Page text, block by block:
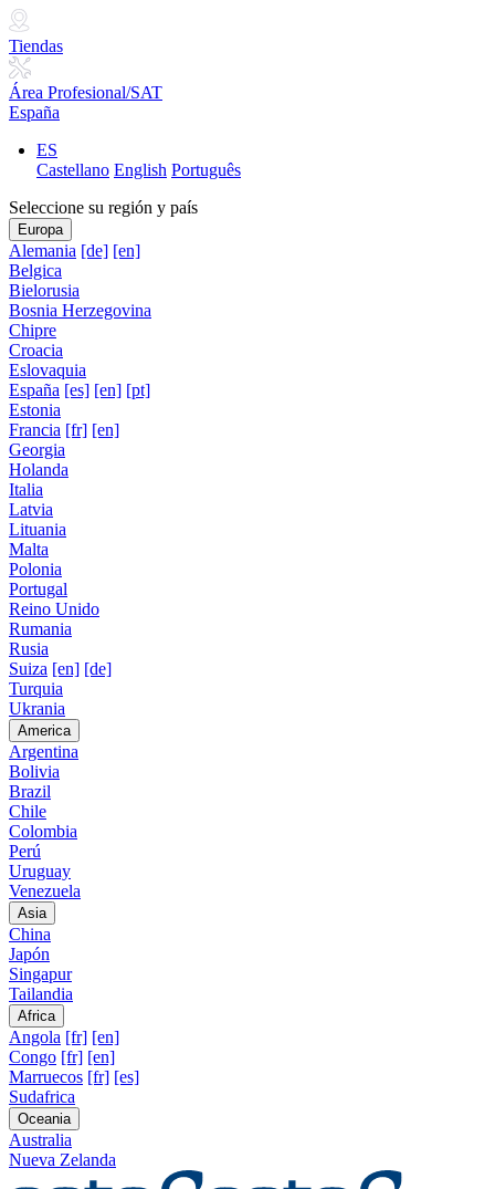
Tiendas
Área Profesional/SAT
España
ES
Castellano English Português
Seleccione su región y país
Europa
Alemania [de] [en]
Belgica
Bielorusia
Bosnia Herzegovina
Chipre
Croacia
Eslovaquia
España [es] [en] [pt]
Estonia
Francia [fr] [en]
Georgia
Holanda
Italia
Latvia
Lituania
Malta
Polonia
Portugal
Reino Unido
Rumania
Rusia
Suiza [en] [de]
Turquia
Ukrania
America
Argentina
Bolivia
Brazil
Chile
Colombia
Perú
Uruguay
Venezuela
Asia
China
Japón
Singapur
Tailandia
Africa
Angola [fr] [en]
Congo [fr] [en]
Marruecos [fr] [es]
Sudafrica
Oceania
Australia
Nueva Zelanda